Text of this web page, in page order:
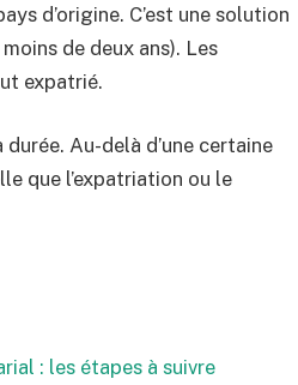
d’origine. C’est une solution
de deux ans). Les
expatrié.
durée. Au-delà d’une certaine
que l’expatriation ou le
: les étapes à suivre